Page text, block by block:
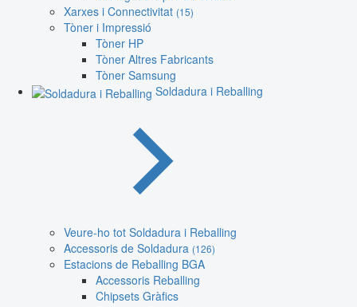
Xarxes i Connectivitat (15)
Tòner i Impressió
Tòner HP
Tòner Altres Fabricants
Tòner Samsung
Soldadura i Reballing
Veure-ho tot Soldadura i Reballing
Accessoris de Soldadura (126)
Estacions de Reballing BGA
Accessoris Reballing
Chipsets Gràfics